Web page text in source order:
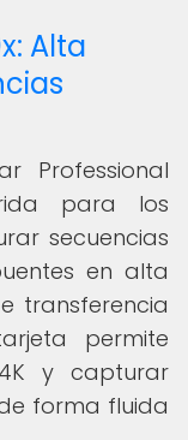
Alta
Professional
para los
secuencias
en alta
transferencia
permite
y capturar
forma fluida